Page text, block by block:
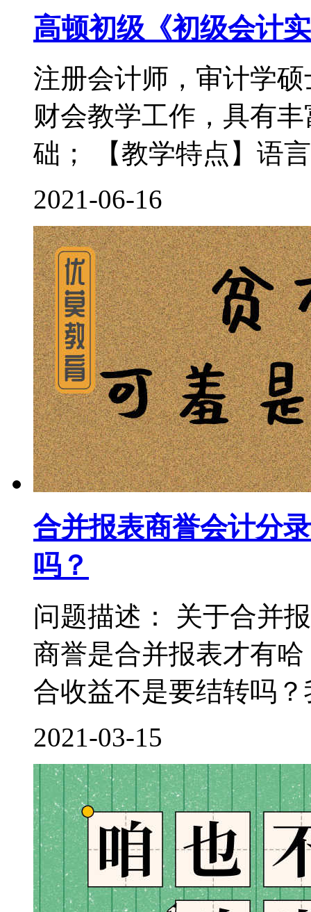
高顿初级《初级会计
注册会计师，审计学
财会教学工作，具有
础； 【教学特点】语
2021-06-16
合并报表商誉会计分
吗？
问题描述： 关于合并
商誉是合并报表才有
合收益不是要结转吗
2021-03-15